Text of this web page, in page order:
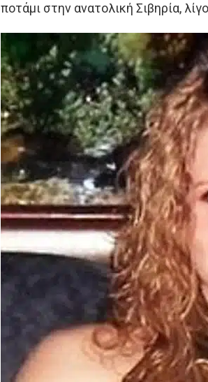
ποτάμι στην ανατολική Σιβηρία,